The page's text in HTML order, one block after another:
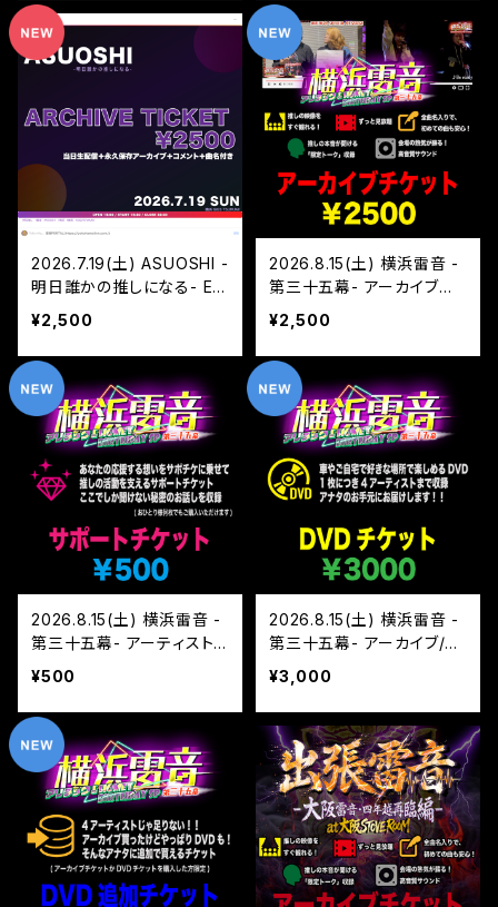
2026.7.19(土) ASUOSHI -
明日誰かの推しになる- Epi
sode.2 アーカイブチケット
¥2,500
2026.8.15(土) 横浜雷音 -
第三十五幕- アーカイブチ
ケット
¥2,500
2026.8.15(土) 横浜雷音 -
第三十五幕- アーティスト
サポートチケット
¥500
2026.8.15(土) 横浜雷音 -
第三十五幕- アーカイブ/D
VD チケット
¥3,000